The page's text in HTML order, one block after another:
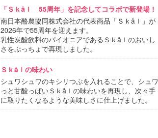
「Ｓｋåｌ 55周年」を記念してコラボで新登場！
南日本酪農協同株式会社の代表商品「Ｓｋåｌ」が
2026年で55周年を迎えます。
乳性炭酸飲料のパイオニアであるＳｋåｌのおいし
さをぷっちょで再現しました。
Ｓｋåｌの味わい
シュワシュワのキシリつぶを入れることで、シュワ
っと甘酸っぱいＳｋåｌの味わいを再現し、次々手
に取りたくなるような美味しさに仕上げました。